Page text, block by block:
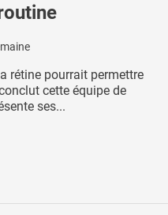
rétine pourrait permettre
cette équipe de
ses...